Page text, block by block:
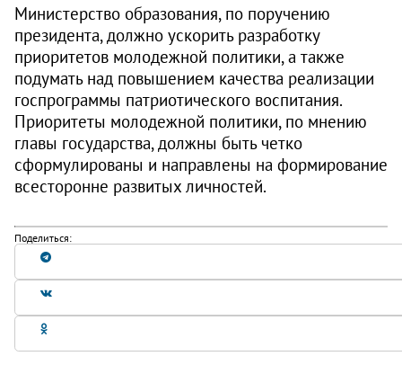
Министерство образования, по поручению
президента, должно ускорить разработку
приоритетов молодежной политики, а также
подумать над повышением качества реализации
госпрограммы патриотического воспитания.
Приоритеты молодежной политики, по мнению
главы государства, должны быть четко
сформулированы и направлены на формирование
всесторонне развитых личностей.
Поделиться: